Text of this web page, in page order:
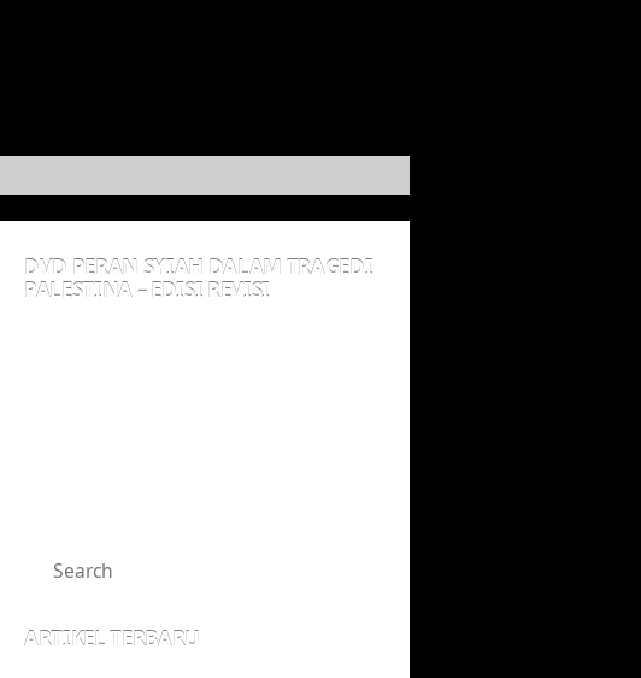
DVD PERAN SYIAH DALAM TRAGEDI
PALESTINA – EDISI REVISI
ARTIKEL TERBARU